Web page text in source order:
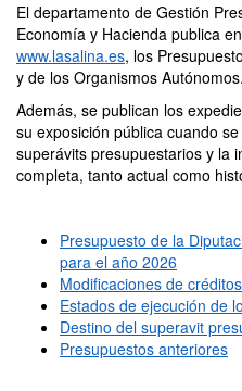
El departamento de Gestión
Economía y Hacienda publica
www.lasalina.es, los
y de los Organismos Autónomos.
Además, se publican los
su exposición pública cuando
superávits presupuestarios y la
completa, tanto actual como
Presupuesto de la
para el año 2026
Modificaciones de créditos
Estados de ejecución de
Destino del superavit
Presupuestos anteriores